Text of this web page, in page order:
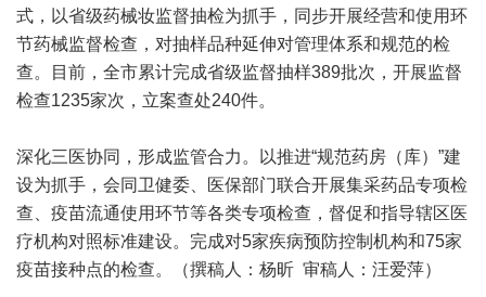
式，以省级药械妆监督抽检为抓手，同步开展经营和使用环
节药械监督检查，对抽样品种延伸对管理体系和规范的检
查。目前，全市累计完成省级监督抽样389批次，开展监督
检查1235家次，立案查处240件。
深化三医协同，形成监管合力。以推进“规范药房（库）”建
设为抓手，会同卫健委、医保部门联合开展集采药品专项检
查、疫苗流通使用环节等各类专项检查，督促和指导辖区医
疗机构对照标准建设。完成对5家疾病预防控制机构和75家
疫苗接种点的检查。（撰稿人：杨昕 审稿人：汪爱萍）